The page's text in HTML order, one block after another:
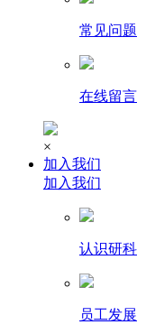
常见问题
在线留言
×
加入我们
加入我们
认识研科
员工发展